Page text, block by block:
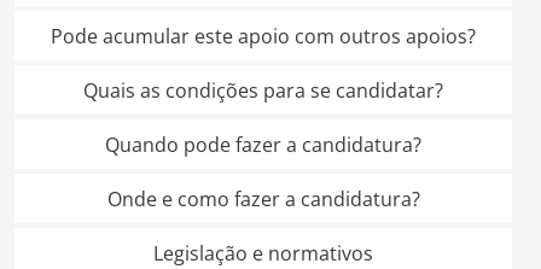
Pode acumular este apoio com outros apoios?
Quais as condições para se candidatar?
Quando pode fazer a candidatura?
Onde e como fazer a candidatura?
Legislação e normativos